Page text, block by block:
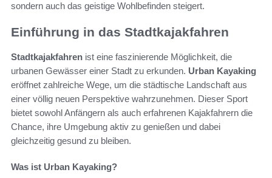
sondern auch das geistige Wohlbefinden steigert.
Einführung in das Stadtkajakfahren
Stadtkajakfahren ist eine faszinierende Möglichkeit, die
urbanen Gewässer einer Stadt zu erkunden. Urban Kayaking
eröffnet zahlreiche Wege, um die städtische Landschaft aus
einer völlig neuen Perspektive wahrzunehmen. Dieser Sport
bietet sowohl Anfängern als auch erfahrenen Kajakfahrern die
Chance, ihre Umgebung aktiv zu genießen und dabei
gleichzeitig gesund zu bleiben.
Was ist Urban Kayaking?